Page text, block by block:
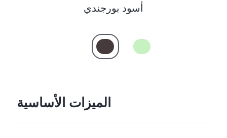
أسود بورجندي
الميزات الأساسية